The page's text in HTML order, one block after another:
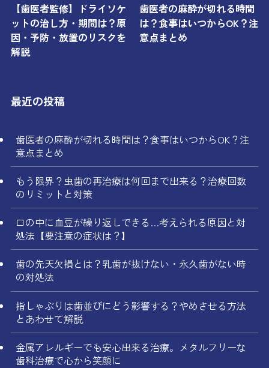
【歯医者監修】ドライソケ
ットの治し方・期間は？原
因・予防・放置のリスクを
解説
歯医者の麻酔が切れる時間
は？食事はいつからOK？注
意点まとめ
最近の投稿
歯医者の麻酔が切れる時間は？食事はいつからOK？注
意点まとめ
もう限界？虫歯の再治療は何回まで出来る？治療回数
のリミットと対策
口の中に血豆が繰り返しできる…考えられる原因と対
処法【要注意の症状は？】
歯の先天欠損とは？乳歯が抜けない・永久歯がない時
の対処法
指しゃぶりは歯並びにどう影響する？やめさせる方法
とあわせて解説
金属アレルギーでも安心出来る治療。メタルフリーな
歯科治療で心から笑顔に